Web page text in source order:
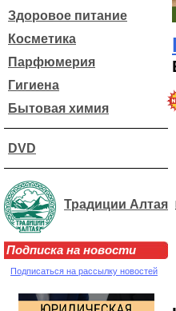
Здоровое питание
Косметика
Парфюмерия
Гигиена
Бытовая химия
DVD
Традиции Алтая
Подписка на новости
Подписаться на рассылку новостей